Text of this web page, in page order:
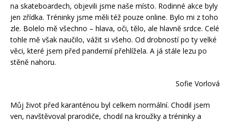
na skateboardech, objevili jsme naše místo. Rodinné akce byly
jen zřídka. Tréninky jsme měli též pouze online. Bylo mi z toho
zle. Bolelo mě všechno – hlava, oči, tělo, ale hlavně srdce. Celé
tohle mě však naučilo, vážit si všeho. Od drobností po ty velké
věci, které jsem před pandemií přehlížela. A já stále lezu po
stěně nahoru.
Sofie Vorlová
Můj život před karanténou byl celkem normální. Chodil jsem
ven, navštěvoval prarodiče, chodil na kroužky a tréninky a